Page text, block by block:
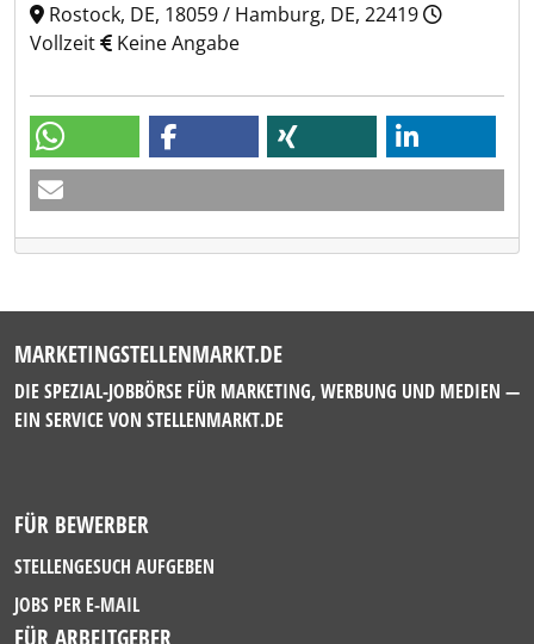
Rostock, DE, 18059 / Hamburg, DE, 22419
Vollzeit
Keine Angabe
MARKETINGSTELLENMARKT.DE
DIE SPEZIAL-JOBBÖRSE FÜR MARKETING, WERBUNG UND MEDIEN —
EIN SERVICE VON STELLENMARKT.DE
FÜR BEWERBER
STELLENGESUCH AUFGEBEN
JOBS PER E-MAIL
FÜR ARBEITGEBER